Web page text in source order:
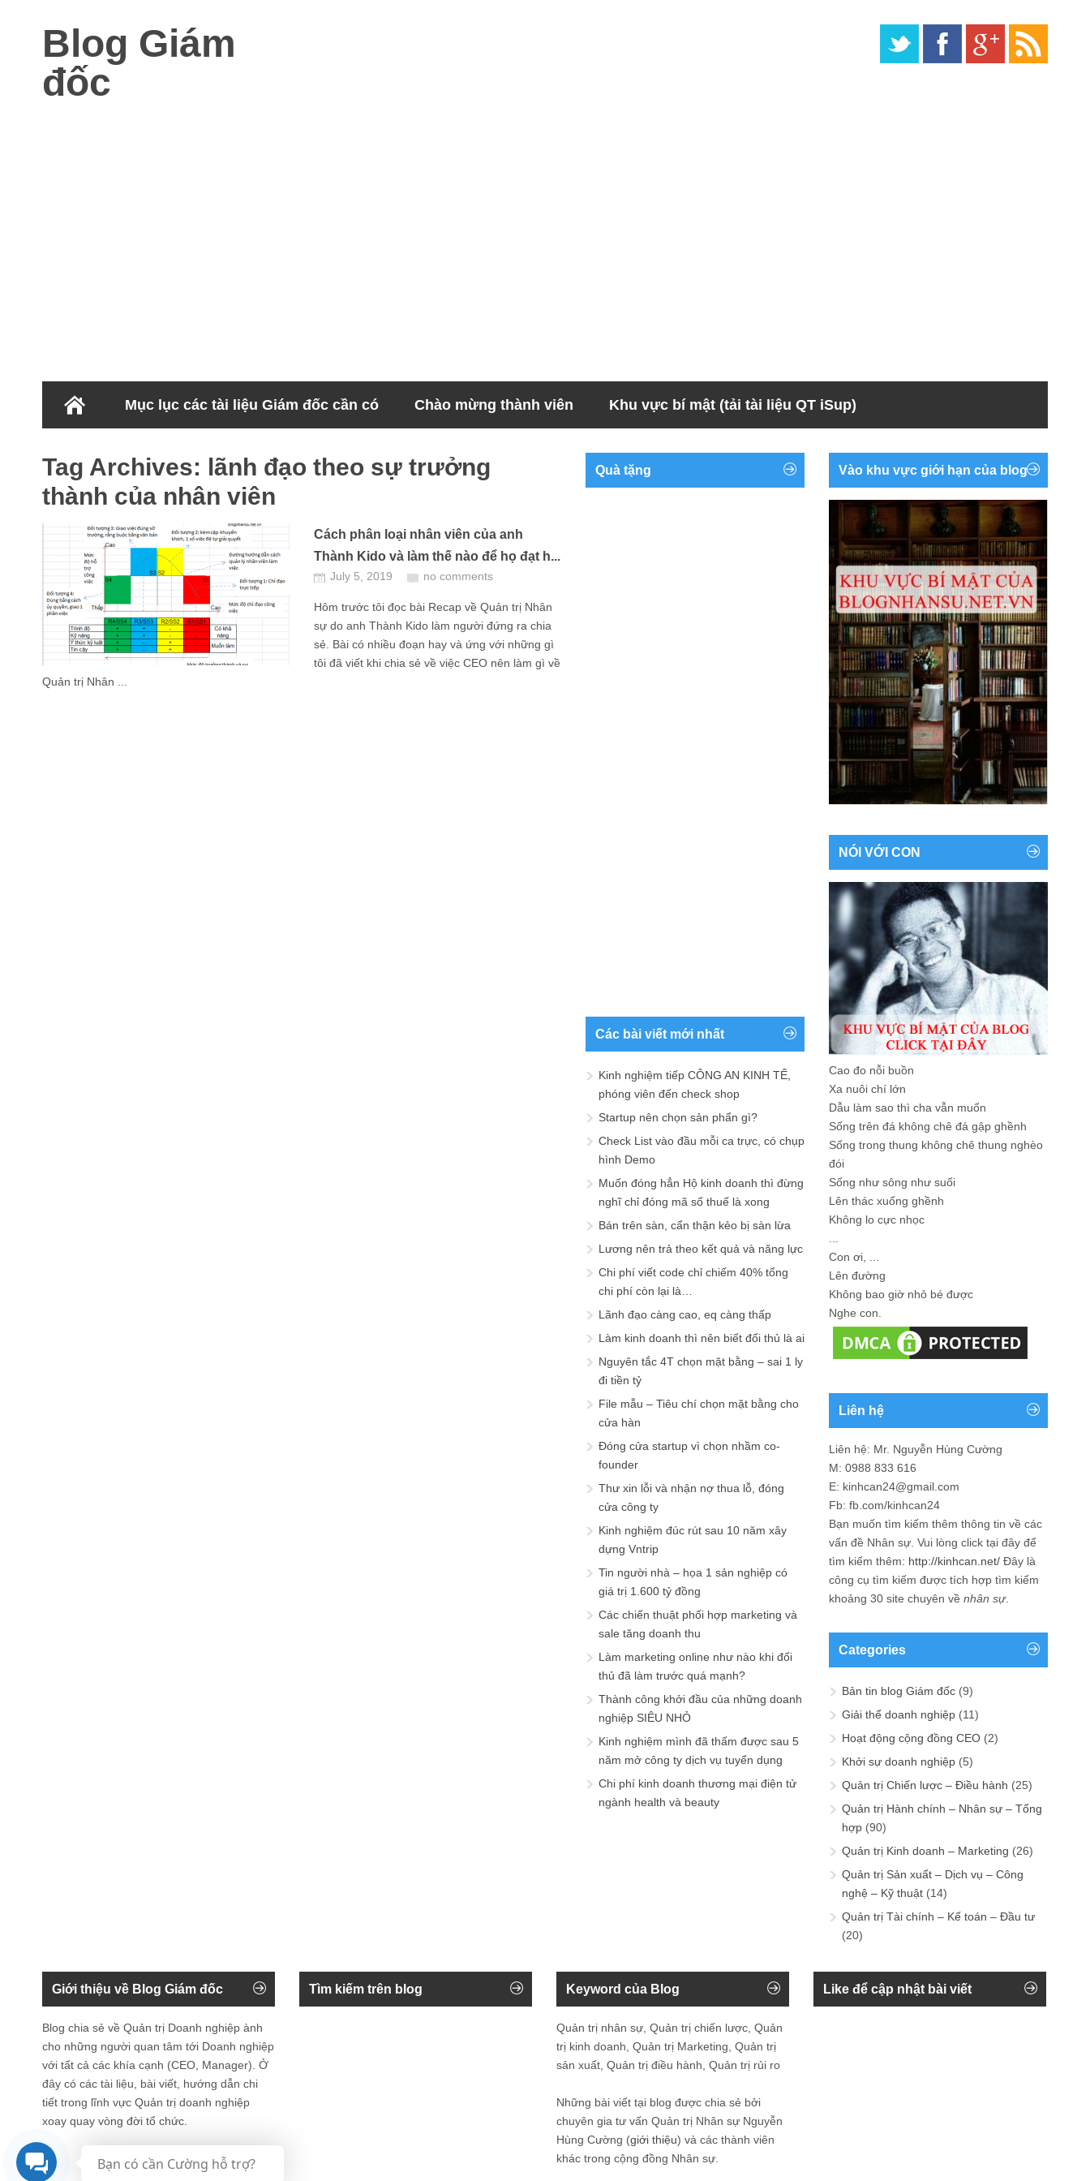
Blog Giám
đốc
Mục lục các tài liệu Giám đốc cần có Chào mừng thành viên Khu vực bí mật (tải tài liệu QT iSup)
Tag Archives: lãnh đạo theo sự trưởng
thành của nhân viên
Cách phân loại nhân viên của anh
Thành Kido và làm thế nào để họ đạt h...
July 5, 2019 no comments
Hôm trước tôi đọc bài Recap về Quản trị Nhân
sự do anh Thành Kido làm người đứng ra chia
sẻ. Bài có nhiều đoạn hay và ứng với những gì
tôi đã viết khi chia sẻ về việc CEO nên làm gì về
Quản trị Nhân ...
Quà tặng
Các bài viết mới nhất
Kinh nghiệm tiếp CÔNG AN KINH TẾ,
phóng viên đến check shop
Startup nên chọn sản phẩn gì?
Check List vào đầu mỗi ca trực, có chụp
hình Demo
Muốn đóng hẳn Hộ kinh doanh thì đừng
nghĩ chỉ đóng mã số thuế là xong
Bán trên sàn, cẩn thận kẻo bị sàn lừa
Lương nên trả theo kết quả và năng lực
Chi phí viết code chỉ chiếm 40% tổng
chi phí còn lại là…
Lãnh đạo càng cao, eq càng thấp
Làm kinh doanh thì nên biết đối thủ là ai
Nguyên tắc 4T chọn mặt bằng – sai 1 ly
đi tiền tỷ
File mẫu – Tiêu chí chọn mặt bằng cho
cửa hàn
Đóng cửa startup vì chọn nhầm co-
founder
Thư xin lỗi và nhận nợ thua lỗ, đóng
cửa công ty
Kinh nghiệm đúc rút sau 10 năm xây
dựng Vntrip
Tin người nhà – họa 1 sản nghiệp có
giá trị 1.600 tỷ đồng
Các chiến thuật phối hợp marketing và
sale tăng doanh thu
Làm marketing online như nào khi đối
thủ đã làm trước quá mạnh?
Thành công khởi đầu của những doanh
nghiệp SIÊU NHỎ
Kinh nghiệm mình đã thấm được sau 5
năm mở công ty dịch vụ tuyển dụng
Chi phí kinh doanh thương mại điện tử
ngành health và beauty
Vào khu vực giới hạn của blog
NÓI VỚI CON
Cao đo nỗi buồn
Xa nuôi chí lớn
Dẫu làm sao thì cha vẫn muốn
Sống trên đá không chê đá gập ghềnh
Sống trong thung không chê thung nghèo
đói
Sống như sông như suối
Lên thác xuống ghềnh
Không lo cực nhọc
Con ơi, ...
Lên đường
Không bao giờ nhỏ bé được
Nghe con.
Liên hệ
Liên hệ: Mr. Nguyễn Hùng Cường
M: 0988 833 616
E: kinhcan24@gmail.com
Fb: fb.com/kinhcan24
Bạn muốn tìm kiếm thêm thông tin về các
vấn đề Nhân sự . Vui lòng click tại đây để
tìm kiếm thêm: http://kinhcan.net/ Đây là
công cụ tìm kiếm được tích hợp tìm kiếm
khoảng 30 site chuyên về nhân sự.
Categories
Bản tin blog Giám đốc (9)
Giải thể doanh nghiệp (11)
Hoạt động cộng đồng CEO (2)
Khởi sự doanh nghiệp (5)
Quản trị Chiến lược – Điều hành (25)
Quản trị Hành chính – Nhân sự – Tổng
hợp (90)
Quản trị Kinh doanh – Marketing (26)
Quản trị Sản xuất – Dịch vụ – Công
nghệ – Kỹ thuật (14)
Quản trị Tài chính – Kế toán – Đầu tư
(20)
Giới thiệu về Blog Giám đốc
Blog chia sẻ về Quản trị Doanh nghiệp ành
cho những người quan tâm tới Doanh nghiệp
với tất cả các khía cạnh (CEO, Manager). Ở
đây có các tài liệu, bài viết, hướng dẫn chi
tiết trong lĩnh vực Quản trị doanh nghiệp
xoay quay vòng đời tổ chức.
Tìm kiếm trên blog Keyword của Blog
Quản trị nhân sự, Quản trị chiến lược, Quản
trị kinh doanh, Quản trị Marketing, Quản trị
sản xuất, Quản trị điều hành, Quản trị rủi ro
Những bài viết tại blog được chia sẻ bởi
chuyên gia tư vấn Quản trị Nhân sự Nguyễn
Hùng Cường (giới thiệu) và các thành viên
khác trong cộng đồng Nhân sự.
Like để cập nhật bài viết
Bạn có cần Cường hỗ trợ?